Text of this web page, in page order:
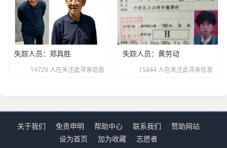
失踪人员：郑具胜
14729 人在关注此寻亲信息
失踪人员：黄劳动
15844 人在关注此寻亲信息
关于我们 免责申明 帮助中心 联系我们
赞助网站
设为首页
加为收藏 志愿者